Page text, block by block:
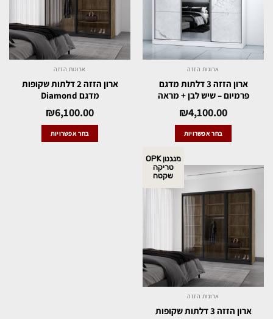
ארונות הזזה
ארון הזזה 3 דלתות מדגם
פרמיום – שיש לבן + מראה
₪4,100.00
בחר אפשרויות
ארונות הזזה
ארון הזזה 2 דלתות שקופות
מדגם Diamond
₪6,100.00
בחר אפשרויות
מנגנון OPK
טריקה
שקטה
ארונות הזזה
ארון הזזה 3 דלתות שקופות